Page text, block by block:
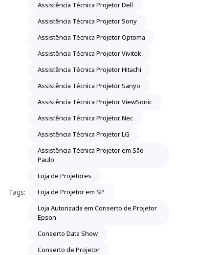
Tags:
Assistência Técnica Projetor Dell
Assistência Técnica Projetor Sony
Assistência Técnica Projetor Optoma
Assistência Técnica Projetor Vivitek
Assistência Técnica Projetor Hitachi
Assistência Técnica Projetor Sanyo
Assistência Técnica Projetor ViewSonic
Assistência Técnica Projetor Nec
Assistência Técnica Projetor LG
Assistência Técnica Projetor em São
Paulo
Loja de Projetores
Loja de Projetor em SP
Loja Autorizada em Conserto de Projetor
Epson
Conserto Data Show
Conserto de Projetor